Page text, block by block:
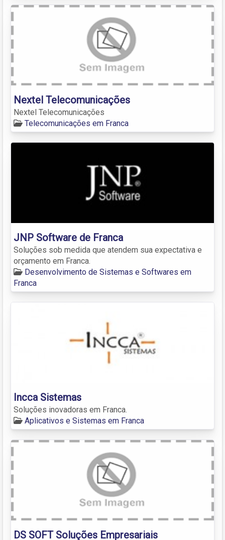
Nextel Telecomunicações
Nextel Telecomunicações
Telecomunicações em Franca
JNP Software de Franca
Soluções sob medida que atendem sua expectativa e
orçamento em Franca.
Desenvolvimento de Sistemas e Softwares em
Franca
Incca Sistemas
Soluções inovadoras em Franca.
Aplicativos e Sistemas em Franca
DS SOFT Soluções Empresariais